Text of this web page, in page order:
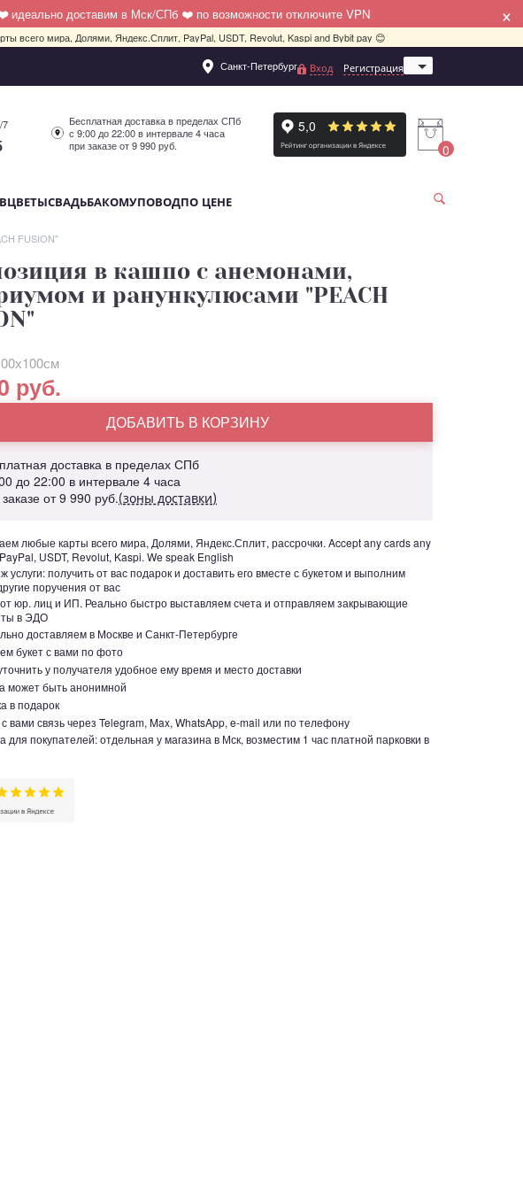
идеально доставим в Мск/СПб ❤️ по возможности отключите VPN ×
всего мира, Долями, Яндекс.Сплит, PayPal, USDT, Revolut, Kaspi and Bybit pay 😊
Санкт-Петербург
Москва
Вход Регистрация
7
Бесплатная доставка в пределах СПб
с 9:00 до 22:00 в интервале 4 часа
при заказе от 9 990 руб.
0
ЦВЕТЫСВАДЬБАКОМУПОВОДПО ЦЕНЕ
FUSION"
в кашпо c анемонами,
и ранункулюсами "PEACH
руб.
ДОБАВИТЬ В КОРЗИНУ
доставка в пределах СПб
до 22:00 в интервале 4 часа
от9 990 руб.(зоны доставки)
любые карты всего мира, Долями, Яндекс.Сплит, рассрочки. Accept any cards any
USDT, Revolut, Kaspi. We speak English
услуги: получить от вас подарок и доставить его вместе с букетом и выполним
поручения от вас
юр. лиц и ИП. Реально быстро выставляем счета и отправляем закрывающие
в ЭДО
доставляем в Москве и Санкт-Петербурге
букет с вами по фото
у получателя удобное ему время и место доставки
может быть анонимной
в подарок
вами связь через Telegram, Max, WhatsApp, e-mail или по телефону
для покупателей: отдельная у магазина в Мск, возместим 1 час платной парковки в